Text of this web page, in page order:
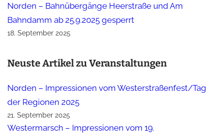
Norden – Bahnübergänge Heerstraße und Am
Bahndamm ab 25.9.2025 gesperrt
18. September 2025
Neuste Artikel zu Veranstaltungen
Norden – Impressionen vom Westerstraßenfest/Tag
der Regionen 2025
21. September 2025
Westermarsch – Impressionen vom 19.